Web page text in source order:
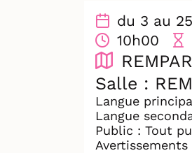
Les papiers
comique
Formée à
mouvement,
entre
La presse
du 3 au
10h00
Salle :
Langue
Langue
Public : Tout
Avertissements